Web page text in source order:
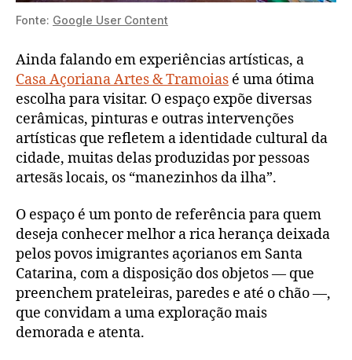
Fonte: Google User Content
Ainda falando em experiências artísticas, a
Casa Açoriana Artes & Tramoias é uma ótima
escolha para visitar. O espaço expõe diversas
cerâmicas, pinturas e outras intervenções
artísticas que refletem a identidade cultural da
cidade, muitas delas produzidas por pessoas
artesãs locais, os “manezinhos da ilha”.
O espaço é um ponto de referência para quem
deseja conhecer melhor a rica herança deixada
pelos povos imigrantes açorianos em Santa
Catarina, com a disposição dos objetos — que
preenchem prateleiras, paredes e até o chão —,
que convidam a uma exploração mais
demorada e atenta.